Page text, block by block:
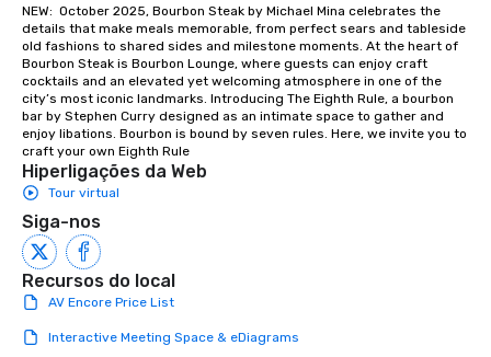
remember to submit
date any dietary
allergies for anyone
Feel Like a VIP at
Smacking Foodie
group members
NEW:  October 2025, Bourbon Steak by Michael Mina celebrates the
details that make meals memorable, from perfect sears and tableside
old fashions to shared sides and milestone moments. At the heart of
Bourbon Steak is Bourbon Lounge, where guests can enjoy craft
cocktails and an elevated yet welcoming atmosphere in one of the
city’s most iconic landmarks. Introducing The Eighth Rule, a bourbon
bar by Stephen Curry designed as an intimate space to gather and
enjoy libations. Bourbon is bound by seven rules. Here, we invite you to
craft your own Eighth Rule
Hiperligações da Web
Tour virtual
Siga-nos
Recursos do local
AV Encore Price List
Interactive Meeting Space & eDiagrams